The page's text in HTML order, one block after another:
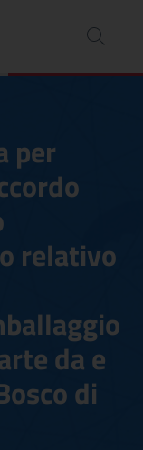
per
relativo
da e
di